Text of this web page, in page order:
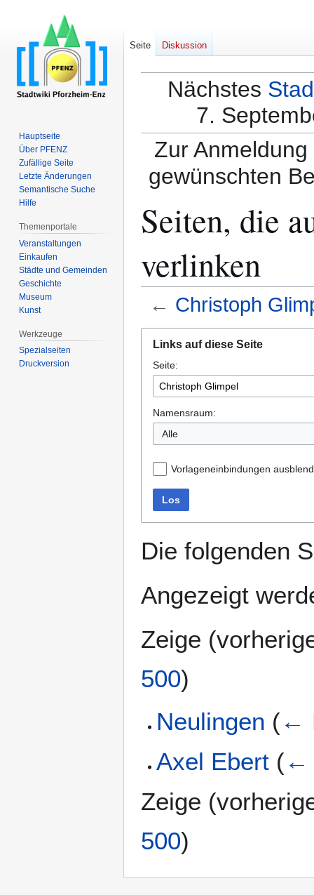
Nächstes
7.
Zur
gewünschten
Seiten, die
verlinken
← Christoph
Navigation
springen
Suche
springen
Links auf diese Seite
Seite:
Namensraum:
Alle
Vorlageneinbindungen
Los
Die folgenden
Angezeigt
Zeige (
500)
Neulingen (←
Axel Ebert (←
Zeige (
500)
Seite Diskussion
Hauptseite
Über PFENZ
Zufällige Seite
Letzte Änderungen
Semantische Suche
Hilfe
Themenportale
Veranstaltungen
Einkaufen
Städte und Gemeinden
Geschichte
Museum
Kunst
Werkzeuge
Spezialseiten
Druckversion